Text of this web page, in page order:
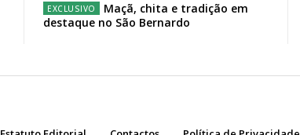
Maçã, chita e tradição em
destaque no São Bernardo